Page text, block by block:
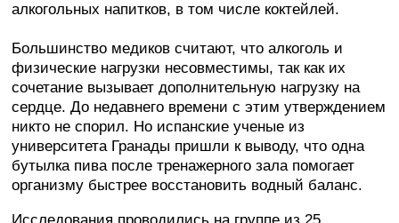
алкогольных напитков, в том числе коктейлей.
Большинство медиков считают, что алкоголь и
физические нагрузки несовместимы, так как их
сочетание вызывает дополнительную нагрузку на
сердце. До недавнего времени с этим утверждением
никто не спорил. Но испанские ученые из
университета Гранады пришли к выводу, что одна
бутылка пива после тренажерного зала помогает
организму быстрее восстановить водный баланс.